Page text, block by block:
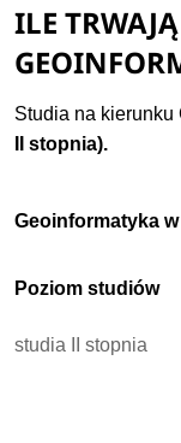
ILE
Studia na kierunku
II stopnia).
Geoinformatyka
Poziom studiów
studia II stopnia